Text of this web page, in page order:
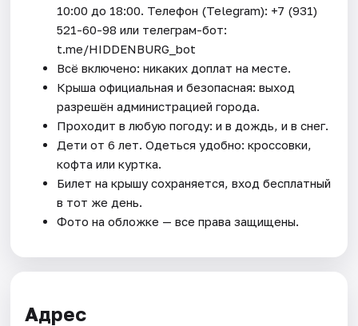
10:00 до 18:00. Телефон (Telegram): +7 (931)
521-60-98 или телеграм-бот:
t.me/HIDDENBURG_bot
Всё включено: никаких доплат на месте.
Крыша официальная и безопасная: выход
разрешён администрацией города.
Проходит в любую погоду: и в дождь, и в снег.
Дети от 6 лет. Одеться удобно: кроссовки,
кофта или куртка.
Билет на крышу сохраняется, вход бесплатный
в тот же день.
Фото на обложке — все права защищены.
Адрес